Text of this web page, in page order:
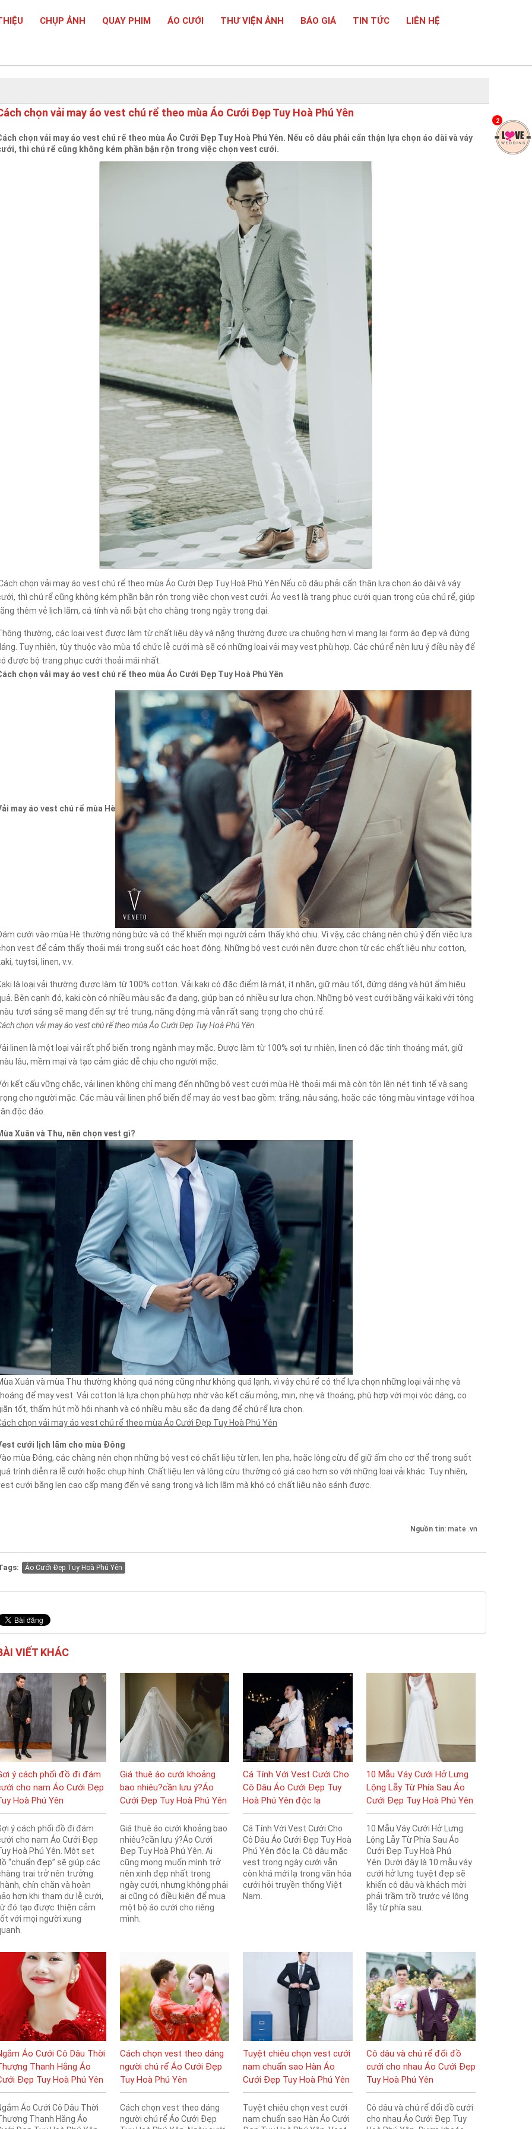
CHỤP ẢNH QUAY PHIM ÁO CƯỚI THƯ VIỆN ẢNH BÁO GIÁ TIN TỨC LIÊN HỆ
chọn vải may áo vest chú rể theo mùa Áo Cưới Đẹp Tuy Hoà Phú Yên
chọn vải may áo vest chú rể theo mùa Áo Cưới Đẹp Tuy Hoà Phú Yên. Nếu cô dâu phải cẩn thận lựa chọn áo dài và váy
thì chú rể cũng không kém phần bận rộn trong việc chọn vest cưới.
chọn vải may áo vest chú rể theo mùa Áo Cưới Đẹp Tuy Hoà Phú Yên Nếu cô dâu phải cẩn thận lựa chọn áo dài và váy
thì chú rể cũng không kém phần bận rộn trong việc chọn vest cưới. Áo vest là trang phục cưới quan trọng của chú rể, giúp
thêm vẻ lịch lãm, cá tính và nổi bật cho chàng trong ngày trọng đại.
thường, các loại vest được làm từ chất liệu dày và nặng thường được ưa chuộng hơn vì mang lại form áo đẹp và đứng
Tuy nhiên, tùy thuộc vào mùa tổ chức lễ cưới mà sẽ có những loại vải may vest phù hợp. Các chú rể nên lưu ý điều này để
được bộ trang phục cưới thoải mái nhất.
chọn vải may áo vest chú rể theo mùa Áo Cưới Đẹp Tuy Hoà Phú Yên
may áo vest chú rể mùa Hè
cưới vào mùa Hè thường nóng bức và có thể khiến mọi người cảm thấy khó chịu. Vì vậy, các chàng nên chú ý đến việc lựa
vest để cảm thấy thoải mái trong suốt các hoạt động. Những bộ vest cưới nên được chọn từ các chất liệu như cotton,
tuytsi, linen, v.v.
là loại vải thường được làm từ 100% cotton. Vải kaki có đặc điểm là mát, ít nhăn, giữ màu tốt, đứng dáng và hút ẩm hiệu
Bên cạnh đó, kaki còn có nhiều màu sắc đa dạng, giúp bạn có nhiều sự lựa chọn. Những bộ vest cưới bằng vải kaki với tông
tươi sáng sẽ mang đến sự trẻ trung, năng động mà vẫn rất sang trọng cho chú rể.
chọn vải may áo vest chú rể theo mùa Áo Cưới Đẹp Tuy Hoà Phú Yên
linen là một loại vải rất phổ biến trong ngành may mặc. Được làm từ 100% sợi tự nhiên, linen có đặc tính thoáng mát, giữ
lâu, mềm mại và tạo cảm giác dễ chịu cho người mặc.
kết cấu vững chắc, vải linen không chỉ mang đến những bộ vest cưới mùa Hè thoải mái mà còn tôn lên nét tinh tế và sang
cho người mặc. Các màu vải linen phổ biến để may áo vest bao gồm: trắng, nâu sáng, hoặc các tông màu vintage với hoa
độc đáo.
Xuân và Thu, nên chọn vest gì?
Xuân và mùa Thu thường không quá nóng cũng như không quá lạnh, vì vậy chú rể có thể lựa chọn những loại vải nhẹ và
để may vest. Vải cotton là lựa chọn phù hợp nhờ vào kết cấu mỏng, mịn, nhẹ và thoáng, phù hợp với mọi vóc dáng, co
tốt, thấm hút mồ hôi nhanh và có nhiều màu sắc đa dạng để chú rể lựa chọn.
chọn vải may áo vest chú rể theo mùa Áo Cưới Đẹp Tuy Hoà Phú Yên
cưới lịch lãm cho mùa Đông
mùa Đông, các chàng nên chọn những bộ vest có chất liệu từ len, len pha, hoặc lông cừu để giữ ấm cho cơ thể trong suốt
trình diễn ra lễ cưới hoặc chụp hình. Chất liệu len và lông cừu thường có giá cao hơn so với những loại vải khác. Tuy nhiên,
cưới bằng len cao cấp mang đến vẻ sang trọng và lịch lãm mà khó có chất liệu nào sánh được.
Nguồn tin: mate .vn
Áo Cưới Đẹp Tuy Hoà Phú Yên
VIẾT KHÁC
ý cách phối đồ đi đám
cho nam Áo Cưới Đẹp
Hoà Phú Yên
ý cách phối đồ đi đám
cho nam Áo Cưới Đẹp
Hoà Phú Yên. Một set
“chuẩn đẹp” sẽ giúp các
trai trở nên trưởng
chín chắn và hoàn
hơn khi tham dự lễ cưới,
đó tạo được thiện cảm
với mọi người xung
Giá thuê áo cưới khoảng
bao nhiêu?cần lưu ý?Áo
Cưới Đẹp Tuy Hoà Phú Yên
Giá thuê áo cưới khoảng bao
nhiêu?cần lưu ý?Áo Cưới
Đẹp Tuy Hoà Phú Yên. Ai
cũng mong muốn mình trở
nên xinh đẹp nhất trong
ngày cưới, nhưng không phải
ai cũng có điều kiện để mua
một bộ áo cưới cho riêng
mình.
Cá Tính Với Vest Cưới Cho
Cô Dâu Áo Cưới Đẹp Tuy
Hoà Phú Yên độc lạ
Cá Tính Với Vest Cưới Cho
Cô Dâu Áo Cưới Đẹp Tuy Hoà
Phú Yên độc lạ. Cô dâu mặc
vest trong ngày cưới vẫn
còn khá mới lạ trong văn hóa
cưới hỏi truyền thống Việt
Nam.
10 Mẫu Váy Cưới Hở Lưng
Lộng Lẫy Từ Phía Sau Áo
Cưới Đẹp Tuy Hoà Phú Yên
10 Mẫu Váy Cưới Hở Lưng
Lộng Lẫy Từ Phía Sau Áo
Cưới Đẹp Tuy Hoà Phú
Yên. Dưới đây là 10 mẫu váy
cưới hở lưng tuyệt đẹp sẽ
khiến cô dâu và khách mời
phải trầm trồ trước vẻ lộng
lẫy từ phía sau.
Áo Cưới Cô Dâu Thời
Thanh Hằng Áo
Đẹp Tuy Hoà Phú Yên
Áo Cưới Cô Dâu Thời
Thanh Hằng Áo
Cách chọn vest theo dáng
người chú rể Áo Cưới Đẹp
Tuy Hoà Phú Yên
Cách chọn vest theo dáng
người chú rể Áo Cưới Đẹp
Tuyệt chiêu chọn vest cưới
nam chuẩn sao Hàn Áo
Cưới Đẹp Tuy Hoà Phú Yên
Tuyệt chiêu chọn vest cưới
nam chuẩn sao Hàn Áo Cưới
Cô dâu và chú rể đổi đồ
cưới cho nhau Áo Cưới Đẹp
Tuy Hoà Phú Yên
Cô dâu và chú rể đổi đồ cưới
cho nhau Áo Cưới Đẹp Tuy
2